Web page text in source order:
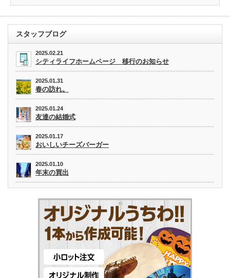
スタッフブログ
2025.02.21
シティライフホームページ 移行のお知らせ
2025.01.31
春の訪れ。
2025.01.24
友達の結婚式
2025.01.17
おいしいチーズバーガー
2025.01.10
年末の買出